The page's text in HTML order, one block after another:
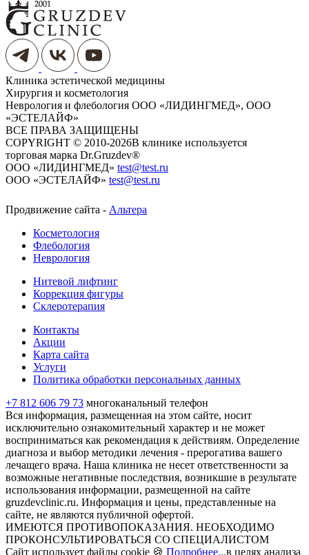
Клиника эстетической медицины
Хирургия и косметология
Неврология и флебология ООО «ЛИДИНГМЕД», ООО
«ЭСТЕЛАЙФ»
ВСЕ ПРАВА ЗАЩИЩЕНЫ
COPYRIGHT © 2010-2026​​​​​​​В клинике используется
торговая марка Dr.Gruzdev®
ООО «ЛИДИНГМЕД» test@test.ru
ООО «ЭСТЕЛАЙФ» test@test.ru
Продвижение сайта - Альтера
Косметология
Флебология
Неврология
Нитевой лифтинг
Коррекция фигуры
Склеротерапия
Контакты
Акции
Карта сайта
Услуги
Политика обработки персональных данных
+7 812 606 79 73 многоканальный телефон
Вся информация, размещенная на этом сайте, носит
исключительно ознакомительный характер и не может
восприниматься как рекомендация к действиям. Определение
диагноза и выбор методики лечения - прерогатива вашего
лечащего врача. Наша клиника не несет ответственности за
возможные негативные последствия, возникшие в результате
использования информации, размещенной на сайте
gruzdevclinic.ru. Информация и цены, представленные на
сайте, не являются публичной офертой.
ИМЕЮТСЯ ПРОТИВОПОКАЗАНИЯ. НЕОБХОДИМО
ПРОКОНСУЛЬТИРОВАТЬСЯ СО СПЕЦИАЛИСТОМ
Сайт использует файлы cookie 🍪 Подробнее...в целях анализа